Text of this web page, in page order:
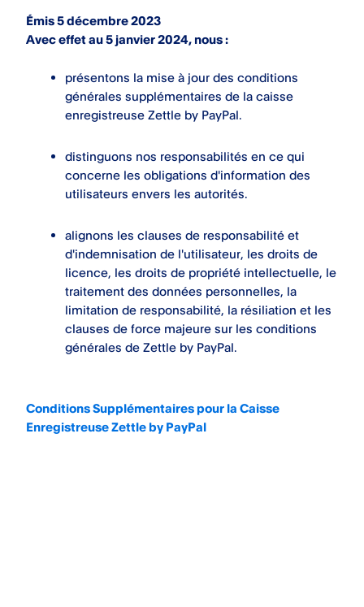
Émis 5 décembre 2023
Avec effet au 5 janvier 2024, nous :
présentons la mise à jour des conditions
générales supplémentaires de la caisse
enregistreuse Zettle by PayPal.
distinguons nos responsabilités en ce qui
concerne les obligations d'information des
utilisateurs envers les autorités.
alignons les clauses de responsabilité et
d'indemnisation de l'utilisateur, les droits de
licence, les droits de propriété intellectuelle, le
traitement des données personnelles, la
limitation de responsabilité, la résiliation et les
clauses de force majeure sur les conditions
générales de Zettle by PayPal.
Conditions Supplémentaires pour la Caisse
Enregistreuse Zettle by PayPal